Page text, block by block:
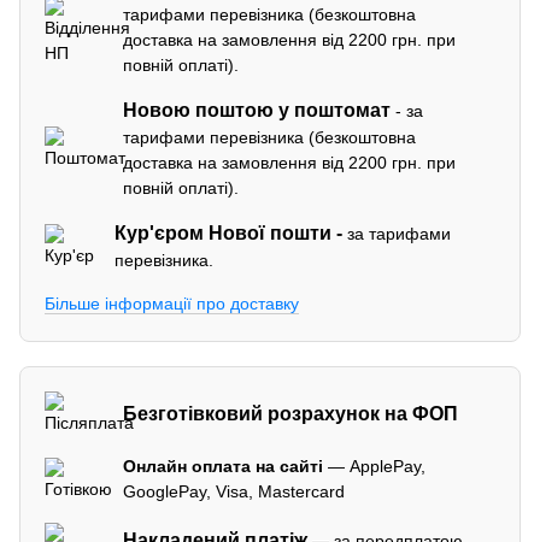
тарифами перевізника (безкоштовна
доставка на замовлення від 2200 грн. при
повній оплаті).
Новою поштою у поштомат - за
тарифами перевізника (безкоштовна
доставка на замовлення від 2200 грн. при
повній оплаті).
Кур'єром Нової пошти -за тарифами
перевізника.
Більше інформації про доставку
Безготівковий розрахунок на ФОП
Онлайн оплата на сайті — ApplePay,
GooglePay, Visa, Mastercard